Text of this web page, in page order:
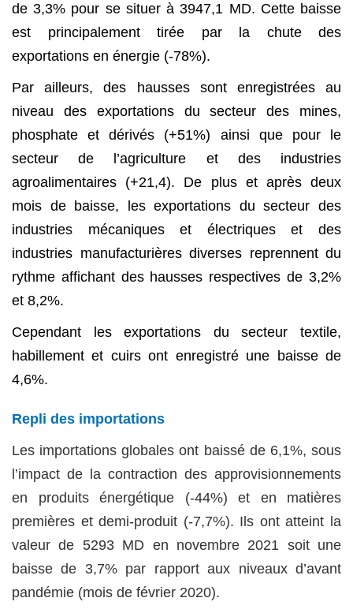
de 3,3% pour se situer à 3947,1 MD. Cette baisse
est principalement tirée par la chute des
exportations en énergie (-78%).
Par ailleurs,des hausses sont enregistrées au
niveau des exportations dusecteur des mines,
phosphate et dérivés (+51%) ainsi que pour le
secteur de l’agriculture et des industries
agroalimentaires (+21,4). De plus et après deux
mois de baisse, les exportations du secteur des
industries mécaniques et électriques et des
industries manufacturières diverses reprennent du
rythme affichant des hausses respectives de 3,2%
et 8,2%.
Cependant les exportations du secteur textile,
habillement et cuirs ont enregistré une baisse de
4,6%.
Repli des importations
Les importations globales ont baissé de 6,1%, sous
l’impact de la contraction des approvisionnements
en produits énergétique (-44%) et en matières
premières et demi-produit (-7,7%). Ils ont atteint la
valeur de 5293 MD en novembre 2021 soit une
baisse de 3,7% par rapport aux niveaux d’avant
pandémie (mois de février 2020).